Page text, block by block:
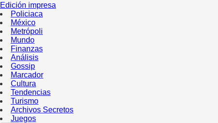
Edición impresa
Policiaca
México
Metrópoli
Mundo
Finanzas
Análisis
Gossip
Marcador
Cultura
Tendencias
Turismo
Archivos Secretos
Juegos